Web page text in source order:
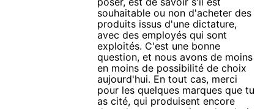
souhaitable ou non d'acheter des
produits issus d'une dictature,
avec des employés qui sont
exploités. C'est une bonne
question, et nous avons de moins
en moins de possibilité de choix
aujourd'hui. En tout cas, merci
pour les quelques marques que tu
as cité, qui produisent encore